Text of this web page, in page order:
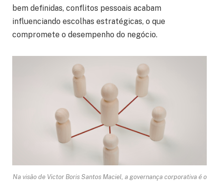
bem definidas, conflitos pessoais acabam
influenciando escolhas estratégicas, o que
compromete o desempenho do negócio.
Na visão de Victor Boris Santos Maciel, a governança corporativa é o